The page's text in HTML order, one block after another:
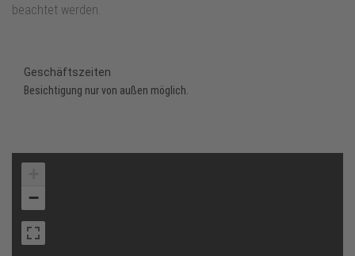
beachtet werden.
Geschäftszeiten
Besichtigung nur von außen möglich.
−